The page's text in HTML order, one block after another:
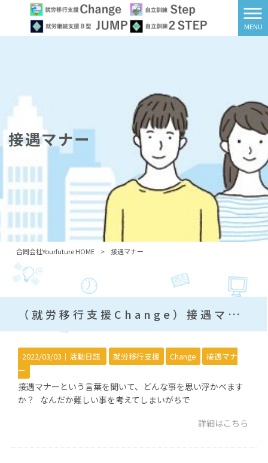
MENU
接遇マナー
合同会社Yourfuture HOME > 接遇マナー
（就労移行支援Change）接遇マナー
2022/03/03｜ 活動日誌 就労移行支援 Change
接遇マナ
ー
接遇マナーという言葉を聞いて、どんな事を思い浮かべます
か？ なんだか難しい事を考えてしまいがちで
詳細はこちら